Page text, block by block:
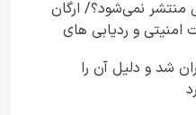
منتشر نمی‌شود؟/ ارگان
امنیتی و ردیابی های
به ایران شد و دلیل آن را